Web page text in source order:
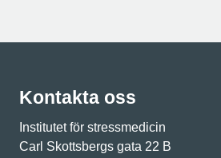
Kontakta oss
Institutet för stressmedicin
Carl Skottsbergs gata 22 B